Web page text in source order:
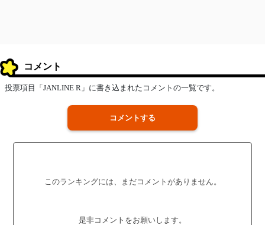
コメント
投票項目「JANLINE R」に書き込まれたコメントの一覧です。
コメントする
このランキングには、まだコメントがありません。
是非コメントをお願いします。